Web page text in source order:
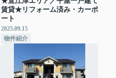
賃貸★リフォーム済み・カーポ
ート
2025.09.15
物件紹介